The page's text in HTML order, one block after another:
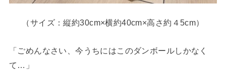
（サイズ：縦約30cm×横約40cm×高さ約４5cm）
「ごめんなさい、今うちにはこのダンボールしかなく
て…」